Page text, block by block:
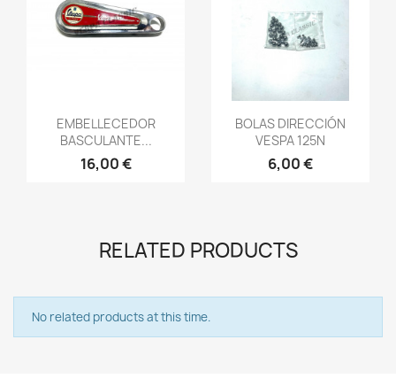
Vista rápida
EMBELLECEDOR
BASCULANTE...
16,00 €
 Vista rápida
BOLAS DIRECCIÓN
VESPA 125N
6,00 €
RELATED PRODUCTS
No related products at this time.